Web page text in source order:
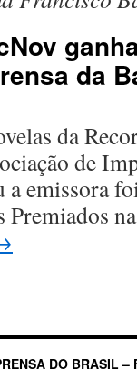
da
da
de
a emissora
em
com
RecNov DO BRASIL –